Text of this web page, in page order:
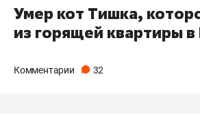
Умер кот Тишка,
из горящей квартиры
Комментарии 32